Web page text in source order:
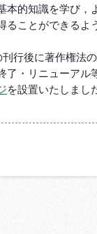
本的知識を学び，
ることができるよ
行後に著作権法
了・リニューアル
を設置いたしまし